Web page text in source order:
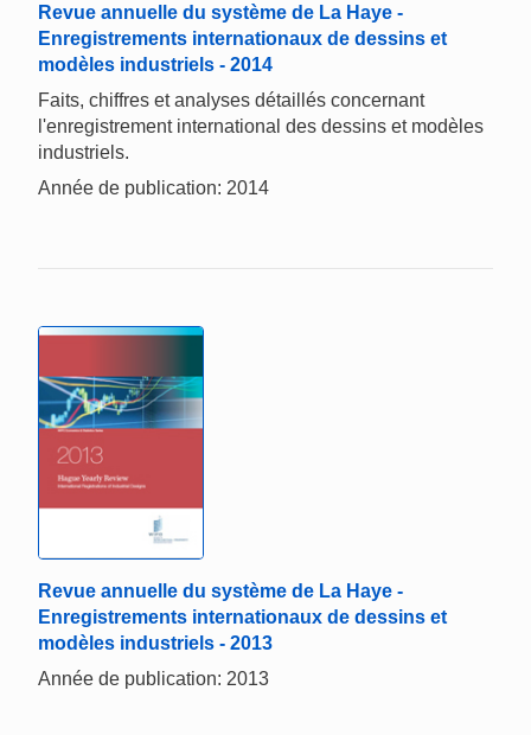
Revue annuelle du système de La Haye -
Enregistrements internationaux de dessins et
modèles industriels - 2014
Faits, chiffres et analyses détaillés concernant
l'enregistrement international des dessins et modèles
industriels.
Année de publication: 2014
Revue annuelle du système de La Haye -
Enregistrements internationaux de dessins et
modèles industriels - 2013
Année de publication: 2013